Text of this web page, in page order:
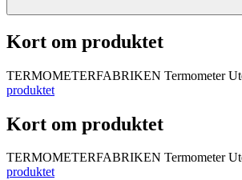
Kort om produktet
TERMOMETERFABRIKEN Termometer
produktet
Kort om produktet
TERMOMETERFABRIKEN Termometer
produktet